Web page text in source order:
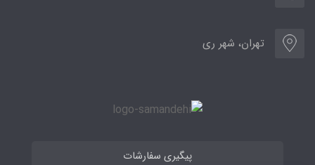
تهران، شهر ری
پیگیری سفارشات